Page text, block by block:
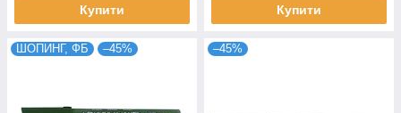
Купити Купити
ШОПИНГ, ФБ –45% –45%